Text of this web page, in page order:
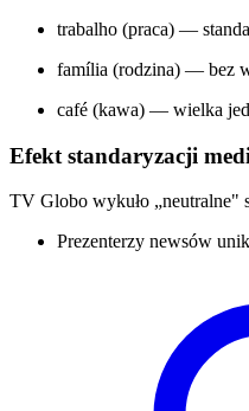
trabalho (praca) —
família (rodzina) — bez
café (kawa) — wielka
Efekt standaryzacji
TV Globo wykuło „neutralne"
Prezenterzy newsów